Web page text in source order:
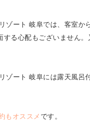
ゾート 岐阜では、客室か
する心配もございません。
ゾート 岐阜には露天風呂
もオススメ です。